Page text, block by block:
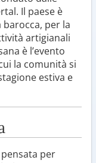
Il paese è
per la
artigianali
è l’evento
la comunità si
estiva e
pensata per